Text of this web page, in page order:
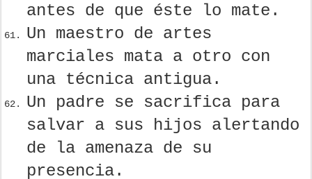
antes de que éste lo mate.
Un maestro de artes
marciales mata a otro con
una técnica antigua.
Un padre se sacrifica para
salvar a sus hijos alertando
de la amenaza de su
presencia.